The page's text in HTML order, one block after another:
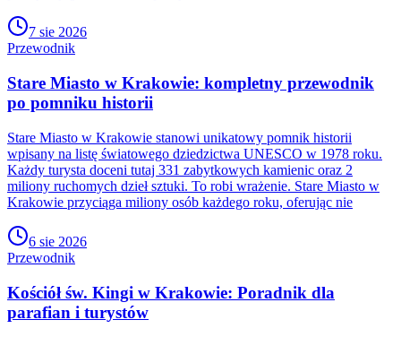
7 sie 2026
Przewodnik
Stare Miasto w Krakowie: kompletny przewodnik
po pomniku historii
Stare Miasto w Krakowie stanowi unikatowy pomnik historii
wpisany na listę światowego dziedzictwa UNESCO w 1978 roku.
Każdy turysta doceni tutaj 331 zabytkowych kamienic oraz 2
miliony ruchomych dzieł sztuki. To robi wrażenie. Stare Miasto w
Krakowie przyciąga miliony osób każdego roku, oferując nie
6 sie 2026
Przewodnik
Kościół św. Kingi w Krakowie: Poradnik dla
parafian i turystów